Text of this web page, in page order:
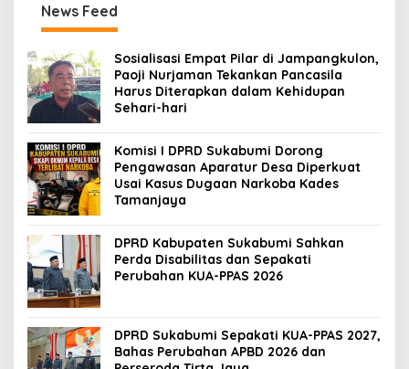
News Feed
Sosialisasi Empat Pilar di Jampangkulon,
Paoji Nurjaman Tekankan Pancasila
Harus Diterapkan dalam Kehidupan
Sehari-hari
Komisi I DPRD Sukabumi Dorong
Pengawasan Aparatur Desa Diperkuat
Usai Kasus Dugaan Narkoba Kades
Tamanjaya
DPRD Kabupaten Sukabumi Sahkan
Perda Disabilitas dan Sepakati
Perubahan KUA-PPAS 2026
DPRD Sukabumi Sepakati KUA-PPAS 2027,
Bahas Perubahan APBD 2026 dan